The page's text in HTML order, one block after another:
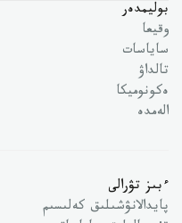
بوليمدەر
وقيعا
ساياسات
تالداۋ
ەكونوميكا
الەمدە
ءبىز تۋرالى
پايدالانۋشىلىق كەلىسىم